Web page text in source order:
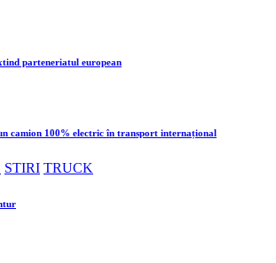
parteneriatul european
camion 100% electric în transport internațional
STIRI TRUCK